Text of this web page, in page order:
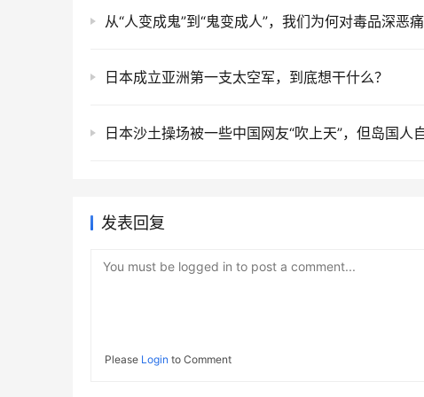
日本成立亚洲第一支太空军，到底想干什么？
发表回复
You must be logged in to post a comment...
Please Login to Comment